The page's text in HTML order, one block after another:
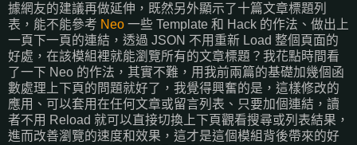
據網友的建議再做延伸，既然另外顯示了十篇文章標題列
表，能不能參考 Neo 一些 Template 和 Hack 的作法、做出上
一頁下一頁的連結，透過 JSON 不用重新 Load 整個頁面的
好處，在該模組裡就能瀏覽所有的文章標題？我花點時間看
了一下 Neo 的作法，其實不難，用我前兩篇的基礎加幾個函
數處理上下頁的問題就好了，我覺得興奮的是，這樣修改的
應用、可以套用在任何文章或留言列表、只要加個連結，讀
者不用 Reload 就可以直接切換上下頁觀看搜尋或列表結果，
進而改善瀏覽的速度和效果，這才是這個模組背後帶來的好